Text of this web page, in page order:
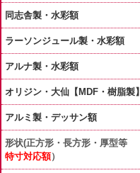
同志舎製・水彩額
ラーソンジュール製・水彩額
アルナ製・水彩額
オリジン・大仙【MDF・樹脂製】
アルミ製・デッサン額
形状(正方形・長方形・厚型等
特寸対応額）